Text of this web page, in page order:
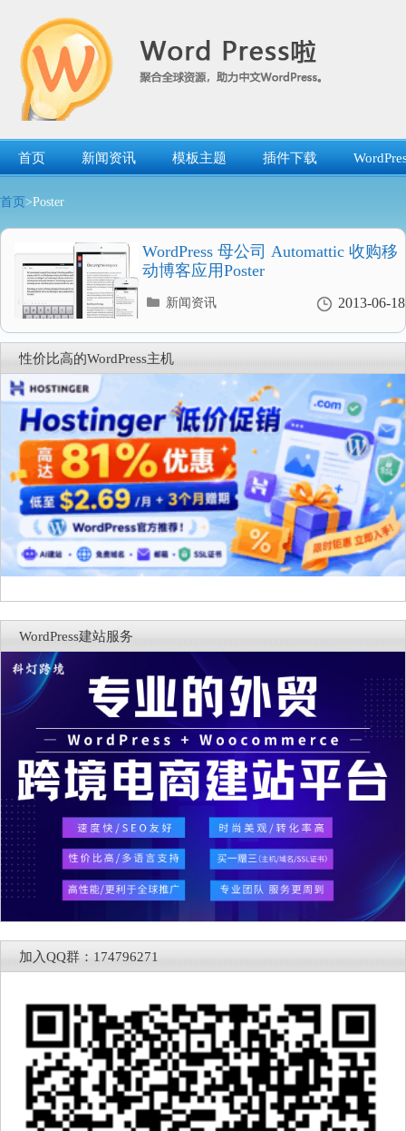
首页 新闻资讯 模板主题 插件下载
首页 >Poster
WordPress 母公司 Automattic 收购移
动博客应用Poster
2013-06-18
分
录
新闻资讯
性价比高的WordPress主机
WordPress建站服务
加入QQ群：174796271